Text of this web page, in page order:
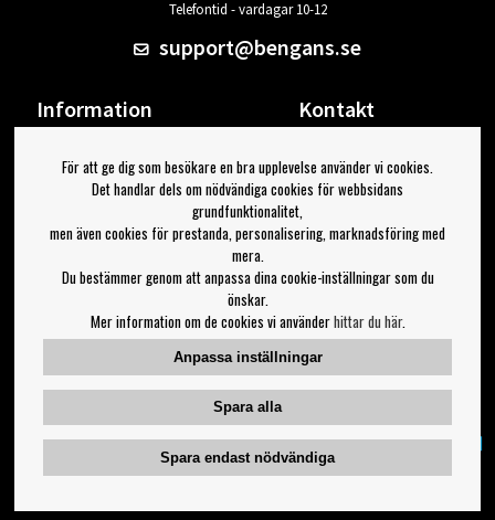
Telefontid - vardagar 10-12
support@bengans.se
Information
Om Bengans
FAQ / Köp- & Leveransvillkor
Kontakt
Din sida
Logga ut
Jag vill ha tips från Bengans
Inställningar för nyhetsbrev
För att ge dig som besökare en bra upplevelse använder vi cookies.
Det handlar dels om nödvändiga cookies för webbsidans
grundfunktionalitet,
men även cookies för prestanda, personalisering, marknadsföring med
mera.
Du bestämmer genom att anpassa dina cookie-inställningar som du
önskar.
Mer information om de cookies vi använderhittar du här.
Anpassa inställningar
Spara alla
Spara endast nödvändiga